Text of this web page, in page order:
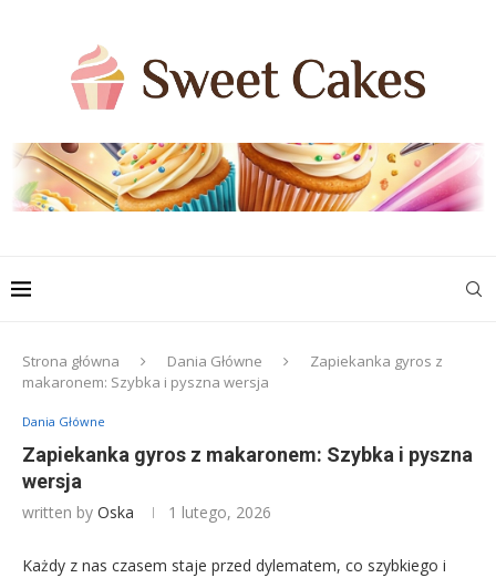
Strona główna Dania Główne
Zapiekanka gyros z
makaronem: Szybka i pyszna wersja
Dania Główne
Zapiekanka gyros z makaronem: Szybka i pyszna
wersja
written by Oska 1 lutego, 2026
Każdy z nas czasem staje przed dylematem, co szybkiego i